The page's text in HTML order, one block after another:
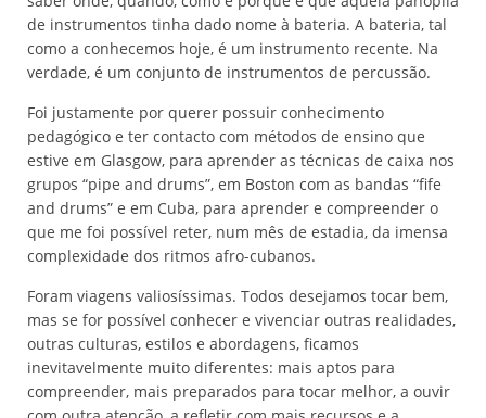
de instrumentos tinha dado nome à bateria. A bateria, tal
como a conhecemos hoje, é um instrumento recente. Na
verdade, é um conjunto de instrumentos de percussão.
Foi justamente por querer possuir conhecimento
pedagógico e ter contacto com métodos de ensino que
estive em Glasgow, para aprender as técnicas de caixa nos
grupos “pipe and drums”, em Boston com as bandas “fife
and drums” e em Cuba, para aprender e compreender o
que me foi possível reter, num mês de estadia, da imensa
complexidade dos ritmos afro-cubanos.
Foram viagens valiosíssimas. Todos desejamos tocar bem,
mas se for possível conhecer e vivenciar outras realidades,
outras culturas, estilos e abordagens, ficamos
inevitavelmente muito diferentes: mais aptos para
compreender, mais preparados para tocar melhor, a ouvir